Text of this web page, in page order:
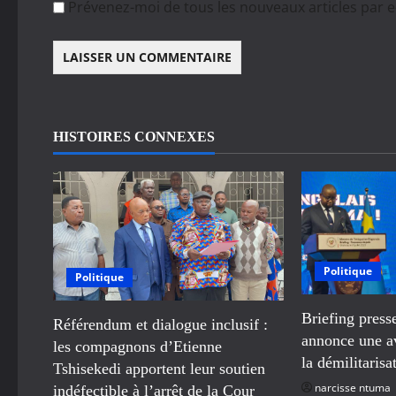
Prévenez-moi de tous les nouveaux articles par e-
HISTOIRES CONNEXES
Politique
Référendum et dialogue inclusif :
les compagnons d’Etienne
Tshisekedi apportent leur soutien
indéfectible à l’arrêt de la Cour
Politique
Briefing
annonce une
la
narcisse ntuma